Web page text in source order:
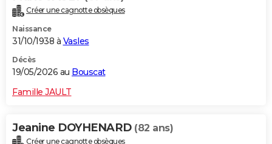
Créer une cagnotte obsèques
Naissance
31/10/1938 à Vasles
Décès
19/05/2026 au Bouscat
Famille JAULT
Jeanine DOYHENARD (82 ans)
Créer une cagnotte obsèques